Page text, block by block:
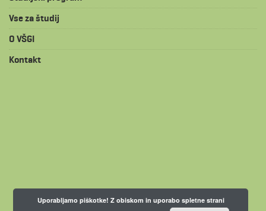
Vse za študij
O VŠGI
Kontakt
Uporabljamo piškotke! Z obiskom in uporabo spletne strani